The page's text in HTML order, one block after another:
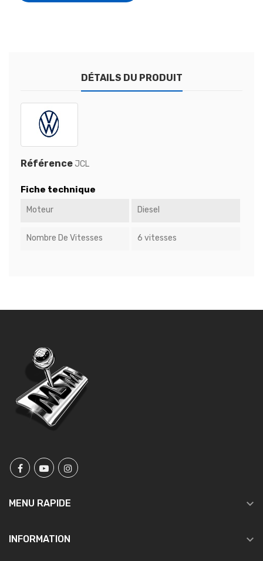
DÉTAILS DU PRODUIT
Référence JCL
Fiche technique
Moteur Diesel
Nombre De Vitesses 6 vitesses
MENU RAPIDE 
INFORMATION 